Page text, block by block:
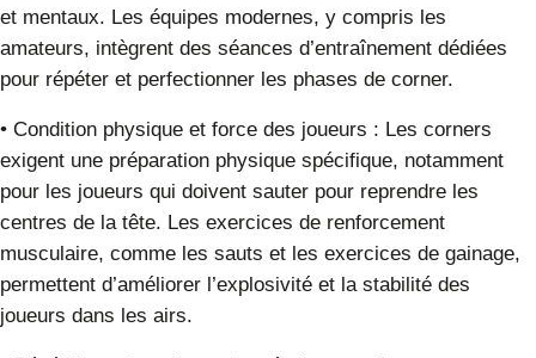
et mentaux. Les équipes modernes, y compris les
amateurs, intègrent des séances d’entraînement dédiées
pour répéter et perfectionner les phases de corner.
• Condition physique et force des joueurs : Les corners
exigent une préparation physique spécifique, notamment
pour les joueurs qui doivent sauter pour reprendre les
centres de la tête. Les exercices de renforcement
musculaire, comme les sauts et les exercices de gainage,
permettent d’améliorer l’explosivité et la stabilité des
joueurs dans les airs.